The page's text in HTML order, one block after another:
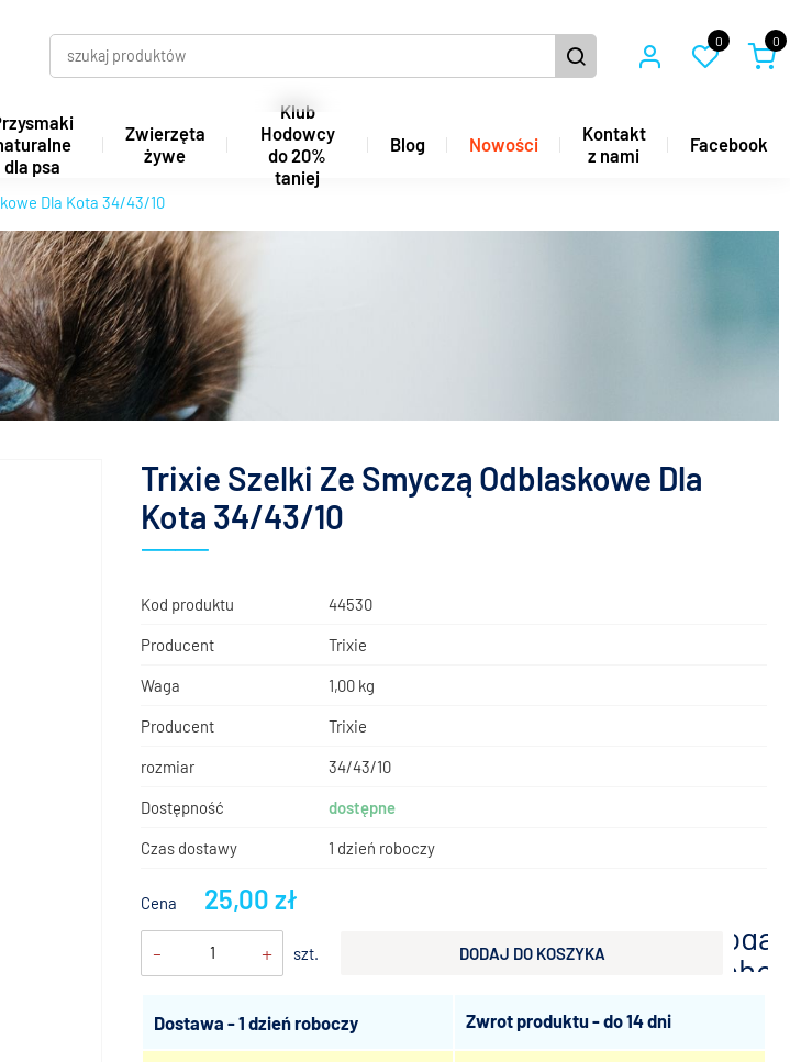
0 0
dla psa
Zwierzęta
żywe
Klub
Hodowcy
do 20%
taniej
Blog Nowości
Kontakt
z nami
Facebook
Dla Kota 34/43/10
Trixie Szelki Ze Smyczą Odblaskowe Dla
Kota 34/43/10
Kod produktu 44530
Producent Trixie
Waga 1,00 kg
Producent Trixie
rozmiar 34/43/10
Dostępność dostępne
Czas dostawy 1 dzień roboczy
Cena 25,00 zł
- + szt. DODAJ DO KOSZYKA
Dostawa - 1 dzień roboczy Zwrot produktu - do 14 dni